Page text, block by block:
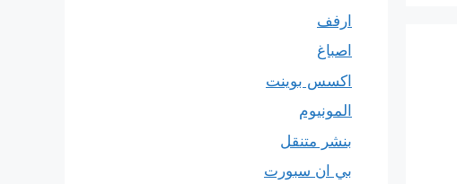
ارفف
اصباغ
اكسس بوينت
المونيوم
بنشر متنقل
بي ان سبورت